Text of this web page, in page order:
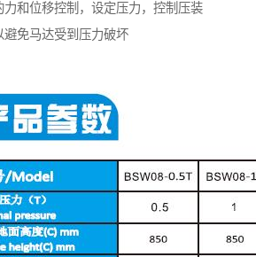
力和位移控制，设定压力，控制压装
避免马达受到压力破坏